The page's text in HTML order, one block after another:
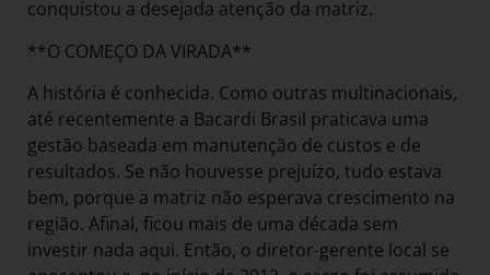
conquistou a desejada atenção da matriz.
**O COMEÇO DA VIRADA**
A história é conhecida. Como outras multinacionais,
até recentemente a Bacardi Brasil praticava uma
gestão baseada em manutenção de custos e de
resultados. Se não houvesse prejuízo, tudo estava
bem, porque a matriz não esperava crescimento na
região. Afinal, ficou mais de uma década sem
investir nada aqui. Então, o diretor-gerente local se